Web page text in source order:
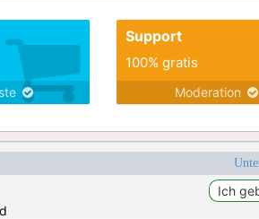
Support
100% gratis
Moderation